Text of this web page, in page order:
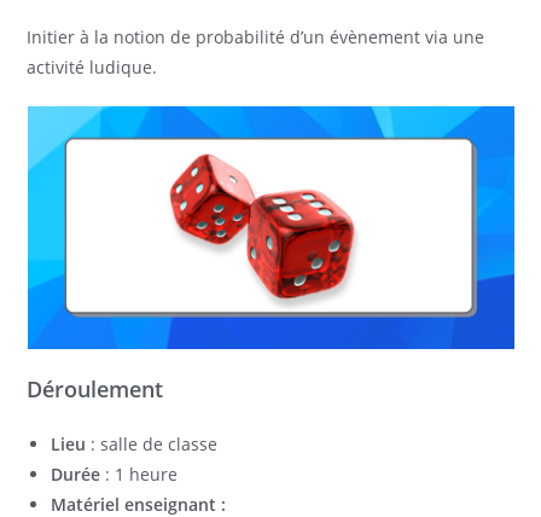
Initier à la notion de probabilité d’un évènement via une
activité ludique.
Déroulement
Lieu : salle de classe
Durée : 1 heure
Matériel enseignant :